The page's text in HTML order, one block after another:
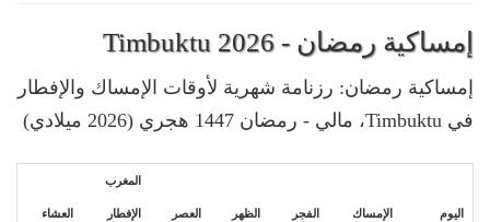
إمساكية رمضان - Timbuktu 2026
إمساكية رمضان: رزنامة شهرية لأوقات الإمساك والإفطار
في Timbuktu، مالي - رمضان 1447 هجري (2026 ميلادي)
اليوم الإمساك الفجر الظهر العصر
المغرب
الإفطار العشاء